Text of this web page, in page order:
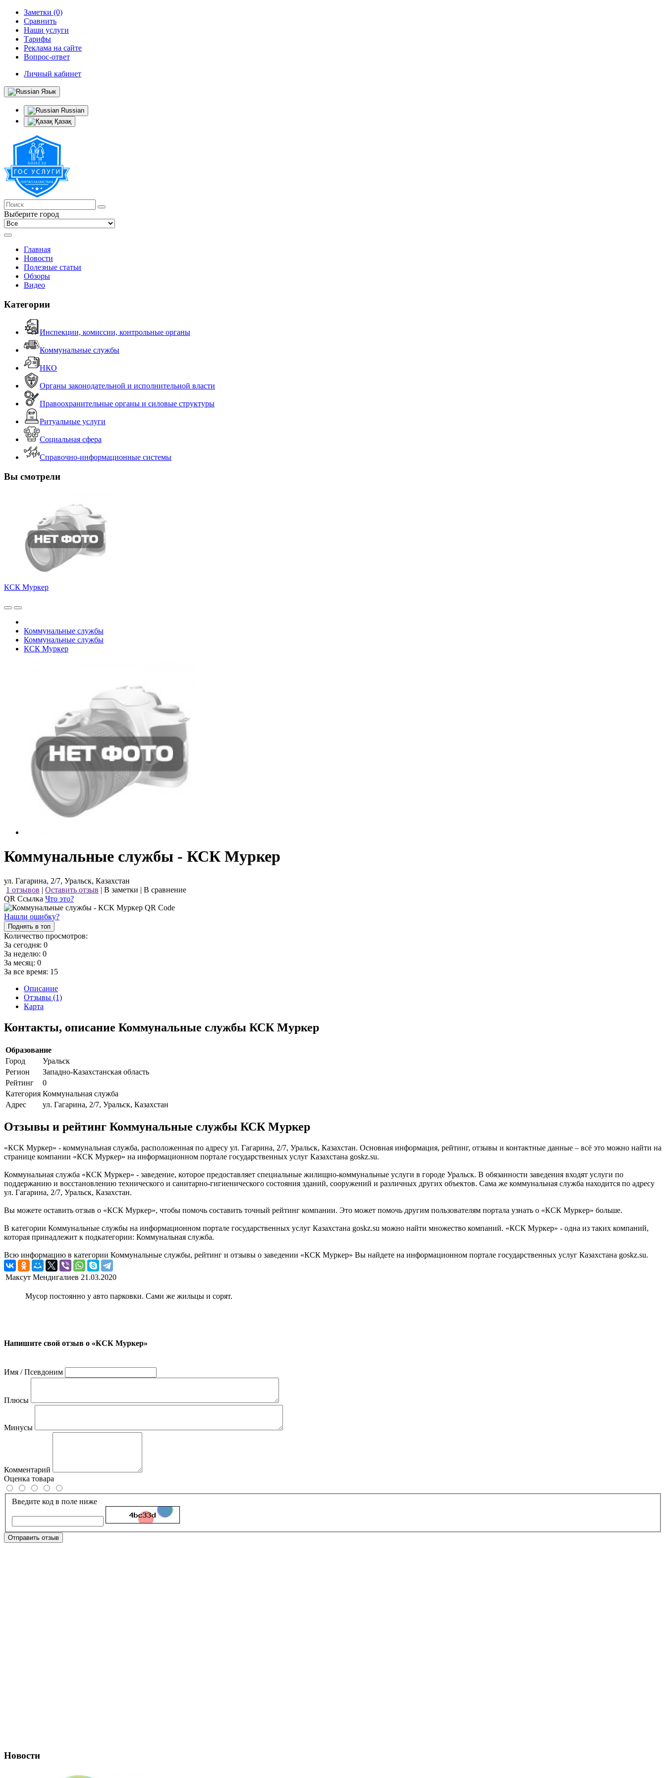
Заметки (0)
Сравнить
Наши услуги
Тарифы
Реклама на сайте
Вопрос-ответ
Личный кабинет
Язык
Russian
Қазақ
Выберите город
Главная
Новости
Полезные статьи
Обзоры
Видео
Категории
Инспекции, комиссии, контрольные органы
Коммунальные службы
НКО
Органы законодательной и исполнительной власти
Правоохранительные органы и силовые структуры
Ритуальные услуги
Социальная сфера
Справочно-информационные системы
Вы смотрели
КСК Муркер
Коммунальные службы
Коммунальные службы
КСК Муркер
Коммунальные службы - КСК Муркер
ул. Гагарина, 2/7, Уральск, Казахстан
1 отзывов | Оставить отзыв | В заметки | В сравнение
QR Ссылка Что это?
Нашли ошибку?
Поднять в топ
Количество просмотров:
За сегодня: 0
За неделю: 0
За месяц: 0
За все время: 15
Описание
Отзывы (1)
Карта
Контакты, описание Коммунальные службы КСК Муркер
Образование
Город
Уральск
Регион
Западно-Казахстанская область
Рейтинг
0
Категория Коммунальная служба
Адрес
ул. Гагарина, 2/7, Уральск, Казахстан
Отзывы и рейтинг Коммунальные службы КСК Муркер
«КСК Муркер» - коммунальная служба, расположенная по адресу ул. Гагарина, 2/7, Уральск, Казахстан. Основная информация, рейтинг, отзывы и контактные данные – всё это можно найти на
странице компании «КСК Муркер» на информационном портале государственных услуг Казахстана goskz.su.
Коммунальная служба «КСК Муркер» - заведение, которое предоставляет специальные жилищно-коммунальные услуги в городе Уральск. В обязанности заведения входят услуги по
поддержанию и восстановлению технического и санитарно-гигиенического состояния зданий, сооружений и различных других объектов. Сама же коммунальная служба находится по адресу
ул. Гагарина, 2/7, Уральск, Казахстан.
Вы можете оставить отзыв о «КСК Муркер», чтобы помочь составить точный рейтинг компании. Это может помочь другим пользователям портала узнать о «КСК Муркер» больше.
В категории Коммунальные службы на информационном портале государственных услуг Казахстана goskz.su можно найти множество компаний. «КСК Муркер» - одна из таких компаний,
которая принадлежит к подкатегории: Коммунальная служба.
Всю информацию в категории Коммунальные службы, рейтинг и отзывы о заведении «КСК Муркер» Вы найдете на информационном портале государственных услуг Казахстана goskz.su.
Максут Мендигалиев 21.03.2020
Мусор постоянно у авто парковки. Сами же жильцы и сорят.
Напишите свой отзыв о «КСК Муркер»
Имя / Псевдоним
Плюсы
Минусы
Комментарий
Оценка товара
Введите код в поле ниже
Отправить отзыв
Новости